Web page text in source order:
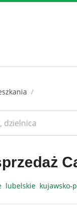
/
lubelskie kujawsko-